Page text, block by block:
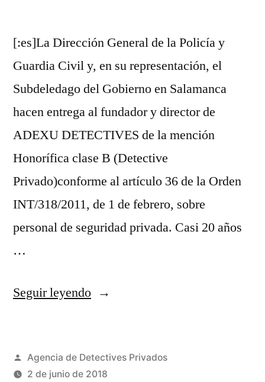
[:es]La Dirección General de la Policía y
Guardia Civil y, en su representación, el
Subdeledago del Gobierno en Salamanca
hacen entrega al fundador y director de
ADEXU DETECTIVES de la mención
Honorífica clase B (Detective
Privado)conforme al artículo 36 de la Orden
INT/318/2011, de 1 de febrero, sobre
personal de seguridad privada. Casi 20 años
…
Seguir leyendo
Agencia de Detectives Privados
2 de junio de 2018